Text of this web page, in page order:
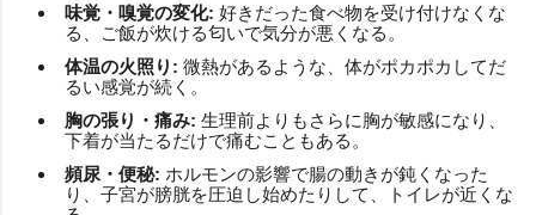
味覚・嗅覚の変化: 好きだった食べ物を受け付けなくな
る、ご飯が炊ける匂いで気分が悪くなる。
体温の火照り: 微熱があるような、体がポカポカしてだ
るい感覚が続く。
胸の張り・痛み: 生理前よりもさらに胸が敏感になり、
下着が当たるだけで痛むこともある。
頻尿・便秘: ホルモンの影響で腸の動きが鈍くなった
り、子宮が膀胱を圧迫し始めたりして、トイレが近くな